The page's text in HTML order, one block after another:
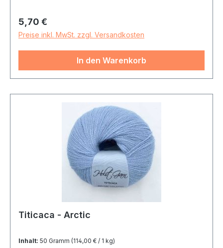
Regulärer Preis:
5,70 €
Preise inkl. MwSt. zzgl. Versandkosten
In den Warenkorb
Titicaca - Arctic
Inhalt: 50 Gramm (114,00 € / 1 kg)